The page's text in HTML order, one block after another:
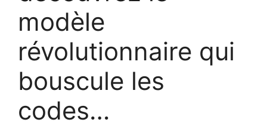
modèle
révolutionnaire qui
bouscule les
codes…